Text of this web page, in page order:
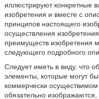
иллюстрируют конкретные
изобретения и вместе с
принципов настоящего
осуществления
преимуществ изобретения
следующего подробного
Следует иметь в виду, что
элементы, которые могут
коммерчески
обязательно